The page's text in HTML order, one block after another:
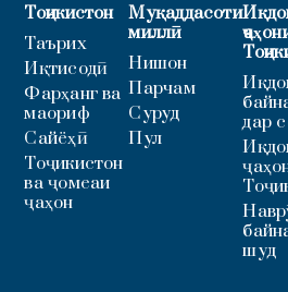
Тоҷикистон
Таърих
Иқтисодӣ
Фарҳанг ва
маориф
Сайёҳӣ
Тоҷикистон
ва ҷомеаи
ҷаҳон
Муқаддасоти
миллӣ
Нишон
Парчам
Суруд
Пул
дар
шуд